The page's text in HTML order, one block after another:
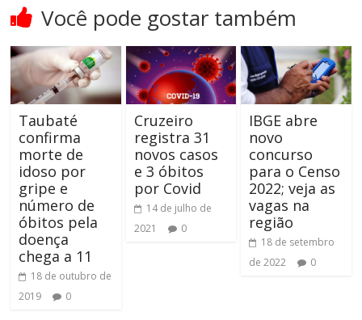
Você pode gostar também
Taubaté
confirma
morte de
idoso por
gripe e
número de
óbitos pela
doença
chega a 11
18 de outubro de
2019
0
Cruzeiro
registra 31
novos casos
e 3 óbitos
por Covid
14 de julho de
2021
0
IBGE abre
novo
concurso
para o Censo
2022; veja as
vagas na
região
18 de setembro
de 2022
0